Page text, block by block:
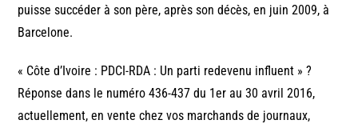
puisse succéder à son père, après son décès, en juin 2009, à
Barcelone.
« Côte d’Ivoire : PDCI-RDA : Un parti redevenu influent » ?
Réponse dans le numéro 436-437 du 1er au 30 avril 2016,
actuellement, en vente chez vos marchands de journaux,